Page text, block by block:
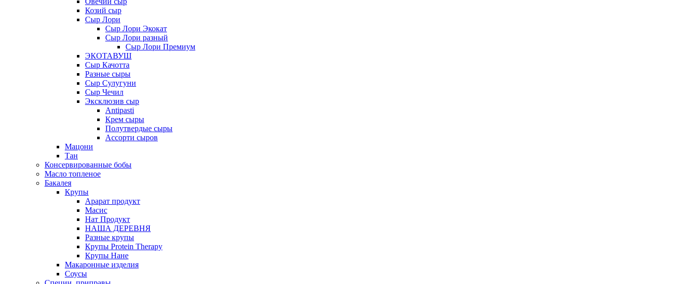
Козий сыр
Сыр Лори
Сыр Лори Экокат
Сыр Лори разный
Сыр Лори Премиум
ЭКОТАВУШ
Сыр Качотта
Разные сыры
Сыр Сулугуни
Сыр Чечил
Эксклюзив сыр
Antipasti
Крем сыры
Полутвердые сыры
Ассорти сыров
Мацони
Тан
Консервированные бобы
Масло топленое
Бакалея
Крупы
Арарат продукт
Масис
Нат Продукт
НАША ДЕРЕВНЯ
Разные крупы
Крупы Protein Therapy
Крупы Нане
Макаронные изделия
Соусы